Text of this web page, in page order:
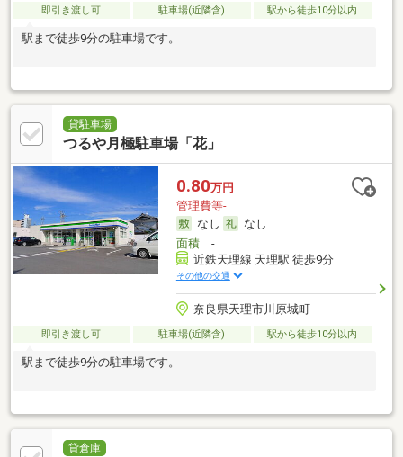
即引き渡し可 駐車場(近隣含) 駅から徒歩10分以内
駅まで徒歩9分の駐車場です。
貸駐車場
つるや月極駐車場「花」
0.80万円
管理費等-
なし
なし
面積-
近鉄天理線 天理駅 徒歩9分
その他の交通
奈良県天理市川原城町
即引き渡し可 駐車場(近隣含) 駅から徒歩10分以内
駅まで徒歩9分の駐車場です。
貸倉庫